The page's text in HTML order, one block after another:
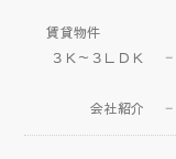
賃貸物件
３Ｋ～３ＬＤＫ
会社紹介